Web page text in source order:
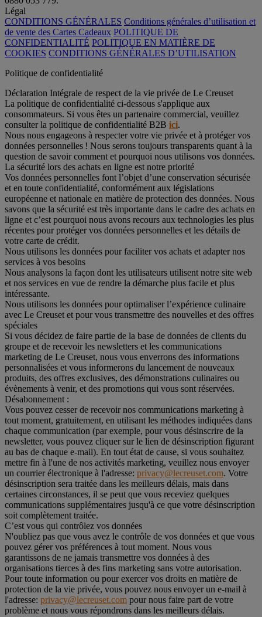
Légal
CONDITIONS GÉNÉRALES Conditions générales d’utilisation et
de vente des Cartes Cadeaux POLITIQUE DE
CONFIDENTIALITÉ POLITIQUE EN MATIÈRE DE
COOKIES CONDITIONS GÉNÉRALES D’UTILISATION
Politique de confidentialité
Déclaration Intégrale de respect de la vie privée de Le Creuset
La politique de confidentialité ci-dessous s'applique aux
consommateurs. Si vous êtes un partenaire commercial, veuillez
consulter la politique de confidentialité B2B ici.
Nous nous engageons à respecter votre vie privée et à protéger vos
données personnelles ! Nous serons toujours transparents quant à la
question de savoir comment et pourquoi nous utilisons vos données.
La sécurité lors des achats en ligne est notre priorité
Vos données personnelles font l’objet d’une conservation sécurisée
et en toute confidentialité, conformément aux législations
européenne et nationale en matière de protection des données. Nous
savons que la sécurité est très importante dans le cadre des achats en
ligne et c’est pourquoi nous avons recours aux technologies les plus
récentes pour protéger vos données personnelles et les détails de
votre carte de crédit.
Nous utilisons les données pour faciliter vos achats et adapter nos
services à vos besoins
Nous analysons la façon dont les utilisateurs utilisent notre site web
et nos services en vue de rendre la démarche plus facile et plus
intéressante.
Nous utilisons les données pour optimaliser l’expérience culinaire
avec Le Creuset et pour vous transmettre des nouvelles et des offres
spéciales
Si vous décidez de faire partie de la base de données de clients du
groupe et de recevoir les newsletters et les communications
marketing de Le Creuset, nous vous enverrons des informations
personnalisées et vous informerons du lancement de nouveaux
produits, des offres exclusives, des démonstrations culinaires ou
évènements à venir, et des promotions qui vous sont réservées.
Désabonnement :
Vous pouvez cesser de recevoir nos communications marketing à
tout moment, gratuitement, en utilisant les méthodes indiquées dans
chaque communication (par exemple, pour vous désinscrire de la
newsletter, vous pouvez cliquer sur le lien de désinscription figurant
au bas de chaque e-mail). En tout état de cause, si vous souhaitez
mettre fin à l'une de nos activités marketing, veuillez nous envoyer
un courrier électronique à l'adresse: privacy@lecreuset.com. Votre
désinscription sera traitée dans les meilleurs délais, mais dans
certaines circonstances, il se peut que vous receviez quelques
communications supplémentaires jusqu'à ce que votre désinscription
soit complètement traitée.
C’est vous qui contrôlez vos données
N'oubliez pas que vous avez le contrôle de vos données et que vous
pouvez gérer vos préférences à tout moment. Nous vous
garantissons de ne jamais transmettre vos données à des
organisations tierces à des fins marketing sans votre autorisation.
Pour toute information ou pour exercer vos droits en matière de
protection de la vie privée, vous pouvez nous envoyer un e-mail à
l'adresse: privacy@lecreuset.com pour nous faire part de votre
problème et nous vous répondrons dans les meilleurs délais.